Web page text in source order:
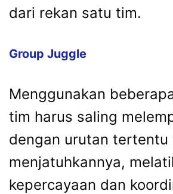
dari rekan satu tim.
Group Juggle
Menggunakan
tim harus saling
dengan urutan tertentu
menjatuhkannya,
kepercayaan dan